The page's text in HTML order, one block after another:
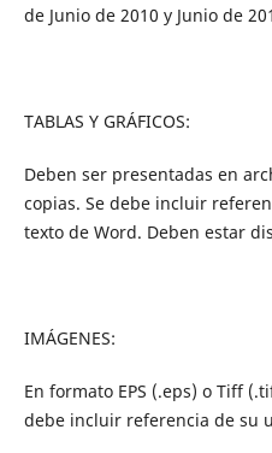
de Junio de 2010 y Junio de
TABLAS Y GRÁFICOS:
Deben ser presentadas en
copias. Se debe incluir
texto de Word. Deben estar
IMÁGENES:
En formato EPS (.eps) o Tiff
debe incluir referencia de su